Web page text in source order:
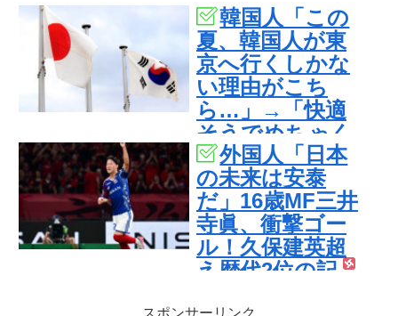
韓国人「この
夏、韓国人が東
京へ行くしかな
い理由がこち
ら…」→「快適
そうでめちゃく
ちゃ羨ましい…
（ﾌﾞﾙﾌﾞﾙ」＝韓
国の反応
外国人「日本
の未来は安泰
だ」16歳MF三井
寺眞、衝撃ゴー
ル！久保建英超
え歴代2位の記